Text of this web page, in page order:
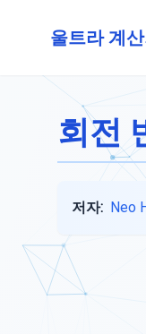
울트라 계
회전
저자: Neo